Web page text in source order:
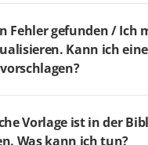
Fehler gefunden / Ich
Kann ich eine
Vorlage ist in der
Was kann ich tun?